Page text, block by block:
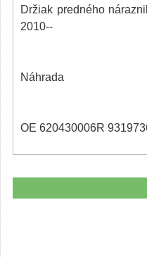
Držiak predného
2010--
Náhrada
OE 620430006R